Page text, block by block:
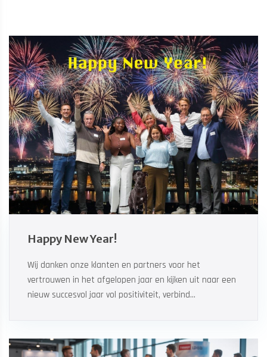
Happy New Year!
Wij danken onze klanten en partners voor het
vertrouwen in het afgelopen jaar en kijken uit naar een
nieuw succesvol jaar vol positiviteit, verbind...